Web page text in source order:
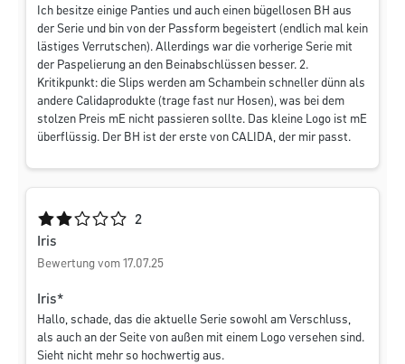
Ich besitze einige Panties und auch einen bügellosen BH aus
der Serie und bin von der Passform begeistert (endlich mal kein
lästiges Verrutschen). Allerdings war die vorherige Serie mit
der Paspelierung an den Beinabschlüssen besser. 2.
Kritikpunkt: die Slips werden am Schambein schneller dünn als
andere Calidaprodukte (trage fast nur Hosen), was bei dem
stolzen Preis mE nicht passieren sollte. Das kleine Logo ist mE
überflüssig. Der BH ist der erste von CALIDA, der mir passt.
Durchschnittliche Bewertung von 2 von 5 Sternen
2
Iris
Bewertung vom 17.07.25
Iris*
Hallo, schade, das die aktuelle Serie sowohl am Verschluss,
als auch an der Seite von außen mit einem Logo versehen sind.
Sieht nicht mehr so hochwertig aus.